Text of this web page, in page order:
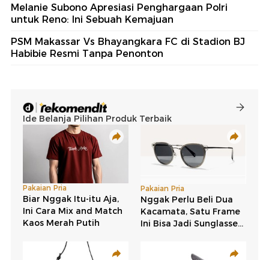
Melanie Subono Apresiasi Penghargaan Polri
untuk Reno: Ini Sebuah Kemajuan
PSM Makassar Vs Bhayangkara FC di Stadion BJ
Habibie Resmi Tanpa Penonton